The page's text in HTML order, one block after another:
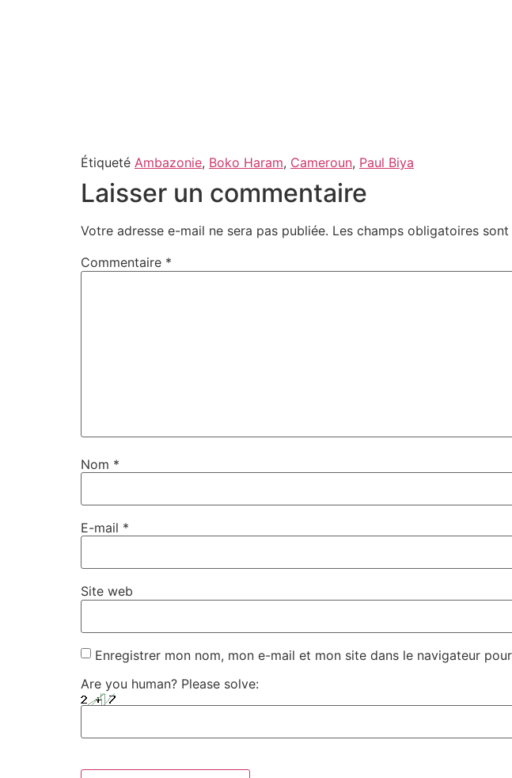
Étiqueté Ambazonie, Boko Haram, Cameroun, Paul Biya
Laisser un commentaire
Votre adresse e-mail ne sera pas publiée. Les champs obligatoires
Commentaire *
Nom *
E-mail *
Site web
Enregistrer mon nom, mon e-mail et mon site dans le navigateur
Are you human? Please solve: